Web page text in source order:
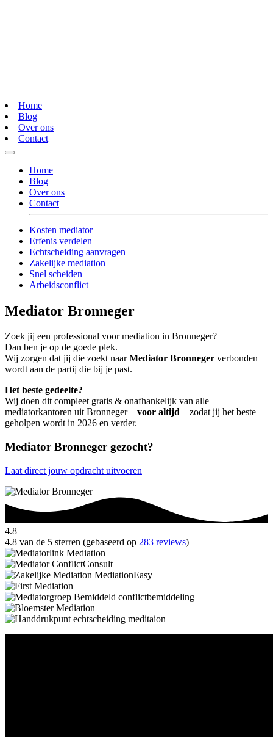
Home
Blog
Over ons
Contact
Home
Blog
Over ons
Contact
Kosten mediator
Erfenis verdelen
Echtscheiding aanvragen
Zakelijke mediation
Snel scheiden
Arbeidsconflict
Mediator Bronneger
Zoek jij een professional voor mediation in Bronneger?
Dan ben je op de goede plek.
Wij zorgen dat jij die zoekt naarMediator Bronneger verbonden
wordt aan de partij die bij je past.
Het beste gedeelte?
Wij doen dit compleet gratis & onafhankelijk van alle
mediatorkantoren uit Bronneger – voor altijd – zodat jij het beste
geholpen wordt in 2026 en verder.
Mediator Bronneger gezocht?
Laat direct jouw opdracht uitvoeren
4.8
4.8 van de 5 sterren (gebaseerd op 283 reviews)